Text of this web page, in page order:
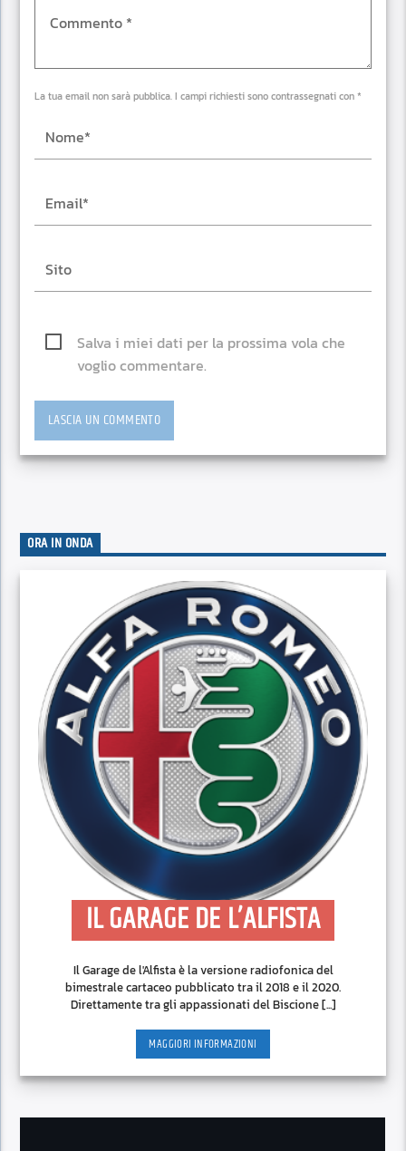
La tua email non sarà pubblica. I campi richiesti sono contrassegnati con *
Salva i miei dati per la prossima vola che
voglio commentare.
ORA IN ONDA
IL GARAGE DE L’ALFISTA
Il Garage de l'Alfista è la versione radiofonica del
bimestrale cartaceo pubblicato tra il 2018 e il 2020.
Direttamente tra gli appassionati del Biscione [...]
MAGGIORI INFORMAZIONI